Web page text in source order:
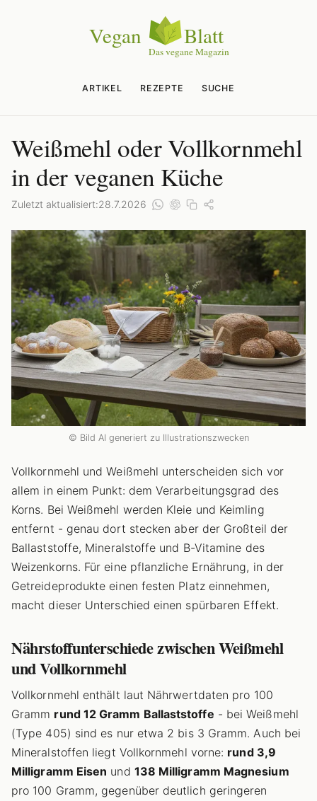
ARTIKEL REZEPTE SUCHE
Weißmehl oder Vollkornmehl
in der veganen Küche
Zuletzt aktualisiert:28.7.2026
© Bild AI generiert zu Illustrationszwecken
Vollkornmehl und Weißmehl unterscheiden sich vor
allem in einem Punkt: dem Verarbeitungsgrad des
Korns. Bei Weißmehl werden Kleie und Keimling
entfernt - genau dort stecken aber der Großteil der
Ballaststoffe, Mineralstoffe und B-Vitamine des
Weizenkorns. Für eine pflanzliche Ernährung, in der
Getreideprodukte einen festen Platz einnehmen,
macht dieser Unterschied einen spürbaren Effekt.
Nährstoffunterschiede zwischen Weißmehl
und Vollkornmehl
Vollkornmehl enthält laut Nährwertdaten pro 100
Gramm rund 12 Gramm Ballaststoffe - bei Weißmehl
(Type 405) sind es nur etwa 2 bis 3 Gramm. Auch bei
Mineralstoffen liegt Vollkornmehl vorne: rund 3,9
Milligramm Eisen und 138 Milligramm Magnesium
pro 100 Gramm, gegenüber deutlich geringeren